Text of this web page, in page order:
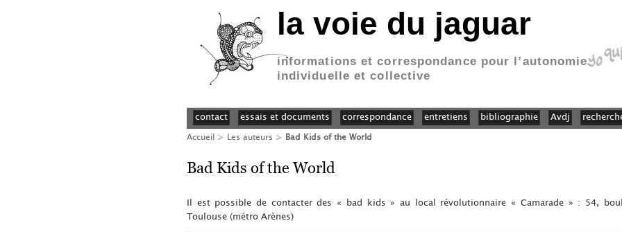
la voie du jaguar
informations et correspondance pour l’autonomie
individuelle et collective
contact essais et documents correspondance entretiens bibliographie Avdj
Accueil> Les auteurs > Bad Kids of the World
Bad Kids of the World
Il est possible de contacter des « bad kids » au local révolutionnaire « Camarade » : 54,
Toulouse (métro Arènes)